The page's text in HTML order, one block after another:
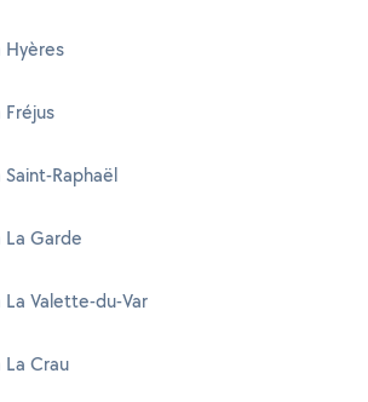
Hyères
Raphaël
Garde
Valette-du-Var
Crau